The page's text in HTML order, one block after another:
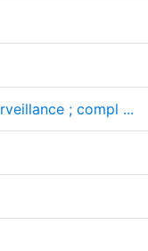
; compl ...